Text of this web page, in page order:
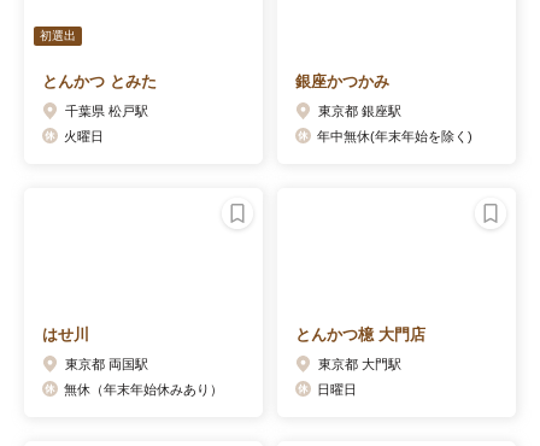
初選出
とんかつ とみた
千葉県 松戸駅
火曜日
銀座かつかみ
東京都 銀座駅
年中無休(年末年始を除く)
はせ川
東京都 両国駅
無休（年末年始休みあり）
とんかつ檍 大門店
東京都 大門駅
日曜日